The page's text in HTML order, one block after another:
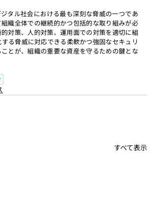
タル社会における最も深刻な脅威の一つであ
織全体での継続的かつ包括的な取り組みが必
対策、人的対策、運用面での対策を適切に組
る脅威に対応できる柔軟かつ強固なセキュリ
とが、組織の重要な資産を守るための鍵とな
すべて表示